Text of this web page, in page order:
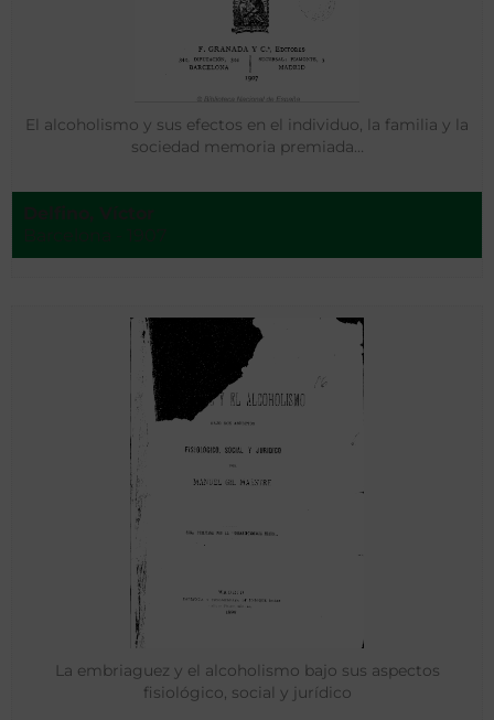
El alcoholismo y sus efectos en el individuo, la familia y la
sociedad memoria premiada…
La embriaguez y el alcoholismo bajo sus aspectos
fisiológico, social y jurídico